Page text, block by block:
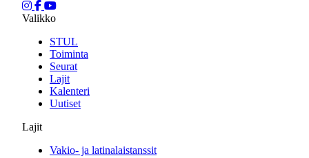
Valikko
STUL
Toiminta
Seurat
Lajit
Kalenteri
Uutiset
Lajit
Vakio- ja latinalaistanssit